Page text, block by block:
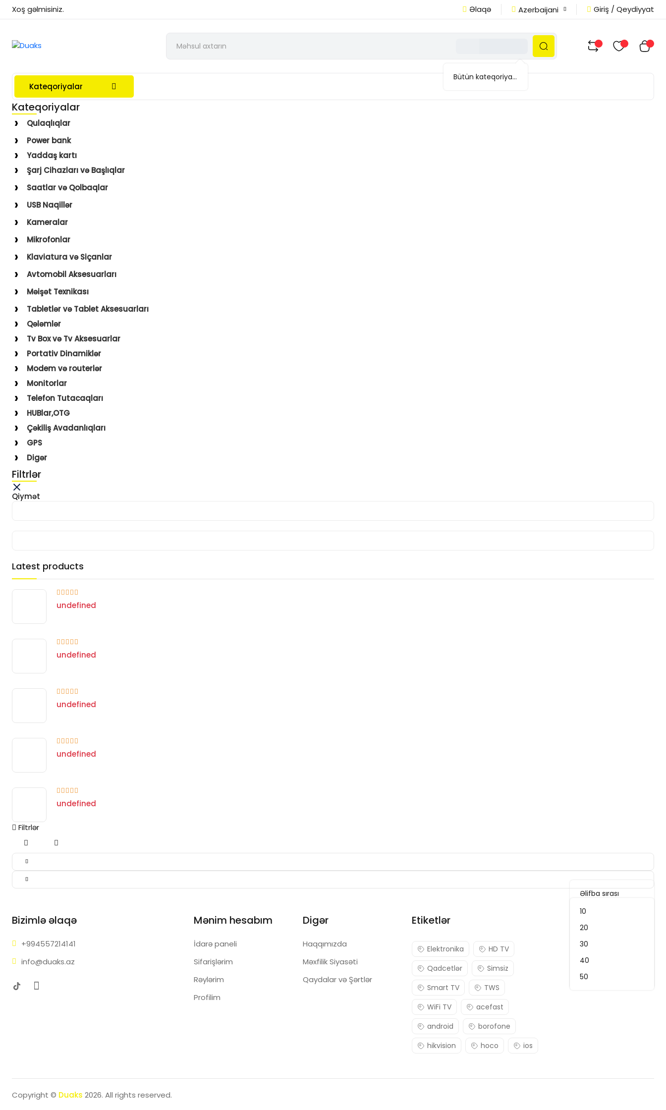
Xoş gəlmisiniz. Əlaqə Azerbaijani Giriş / Qeydiyyat
Bütün kateqoriyalar
Kateqoriyalar
Kateqoriyalar
Qulaqlıqlar
Simli Qulaqlıqlar
Simsiz Qulaqlıqlar
Qulaqüstü
Power bank
Yaddaş kartı
Şarj Cihazları və Başlıqlar
Simsiz
Simli
Saatlar və Qolbaqlar
Saatlar
Saat Qolbaqları
USB Naqillər
Type-C–Lightning
USB–Type-C
USB–Lightning
USB–Micro
Kameralar
Action kameralar (Sport)
Uşaq Kameraları
Mikrofonlar
Karaoke Mikrofonları
Yaxa Mikrofonları
Klaviatura və Siçanlar
Klaviatura və Siçan
Mousepad
Avtomobil Aksesuarları
Digər Aksesuarlar
Holder
FM Modulyatorlar
Avto Başlıq
Məişət Texnikası
Saçqırxan, Üzqırxan
Sobalar
Fenlər
Blender, Toster, Kettle
Tabletlər və Tablet Aksesuarları
Qələmlər
Tv Box və Tv Aksesuarlar
Portativ Dinamiklər
Modem və routerlər
Monitorlar
Telefon Tutacaqları
HUBlar,OTG
Çəkiliş Avadanlıqları
GPS
Digər
Filtrlər
Qiymət
Latest products
undefined
undefined
undefined
undefined
undefined
Filtrlər
Əlifba sırası
Ən son
Uyğunluq
Ən yüksək reytinq
10
20
30
40
50
Bizimlə əlaqə
+994557214141
info@duaks.az
Mənim hesabım
İdarə paneli
Sifarişlərim
Rəylərim
Profilim
Digər
Haqqımızda
Məxfilik Siyasəti
Qaydalar və Şərtlər
Etiketlər
Elektronika
HD TV
Qadcetlər
Simsiz
Smart TV
TWS
WiFi TV
acefast
android
borofone
hikvision
hoco ios
Copyright © Duaks 2026. All rights reserved.